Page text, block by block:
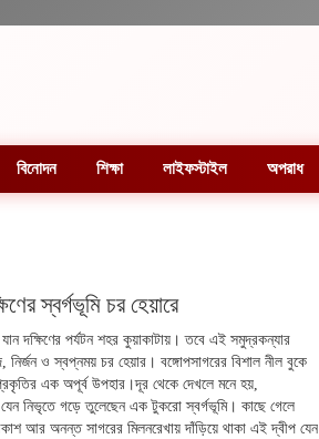
বিনোদন শিক্ষা লাইফস্টাইল অপরাধ
স্বর্গভূমি চর হেয়ারে
দক্ষিণের পর্যটন শহর কুয়াকাটায়। তবে এই সমুদ্রকন্যার
নির্জন ও স্বপ্নময় চর হেয়ার। বঙ্গোপসাগরের বিশাল নীল বুকে
এক অপূর্ব উপহার।দূর থেকে দেখলে মনে হয়,
যেন নিভৃতে গড়ে তুলেছেন এক টুকরো স্বর্গভূমি। কাছে গেলে
অনন্ত সাগরের মিলনরেখায় দাঁড়িয়ে থাকা এই দ্বীপ যেন